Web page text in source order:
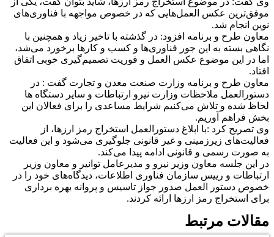
موفق‌ترین عکس العمل‌هایی که در خصوص مواجهه با فناوری‌های
نوین انجام شد.
معاون طرح و برنامه افزود: در گذشته با تاخیر زیاد و همچنین با
نگاهی بسته به این جور فناوری‌ها و کسب و کارها برخورد می‌شد،
اما در این موضوع عکس العمل و فوریت تصمیم‌گیری خوبی اتفاق
افتاد.
معاون طرح و برنامه وزارت صنعت معدن و تجارت گفت : در
دستورالعمل ملاحظات وزارت نیرو ارتباطات و سایر دستگاه ها
لحاظ شده و تلاش می‌کنیم شرایط مساعدی را برای فعالان این
بخش فراهم آوریم.
وی تصریح کرد :با ابلاغ دستورالعمل استخراج رمز ارزها، از
فعالیت‌های زیرزمینی و غیر قانونی جلوگیری می‌شود و این فعالیت
به صورت رسمی و قانونی ادامه پیدا می‌کند.
در این جلسه معاون وزیر نیرو و مدیرعامل توانیر و معاون وزیر
ارتباطات و رییس سازمان فناوری اطلاعات، دیدگاه‌های خود را در
خصوص دستور العمل صدور جواز تاسیس و پروانه بهره برداری
برای استخراج رمز ارزها ارائه کردند.
مقالات مرتبط